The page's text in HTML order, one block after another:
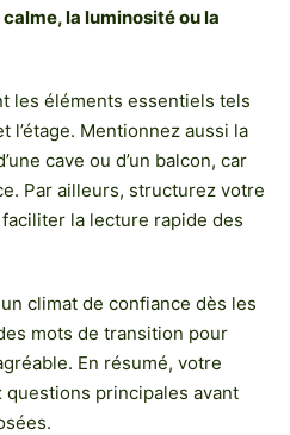
la luminosité ou la
les éléments essentiels tels
l’étage. Mentionnez aussi la
cave ou d’un balcon, car
Par ailleurs, structurez votre
la lecture rapide des
climat de confiance dès les
mots de transition pour
En résumé, votre
principales avant